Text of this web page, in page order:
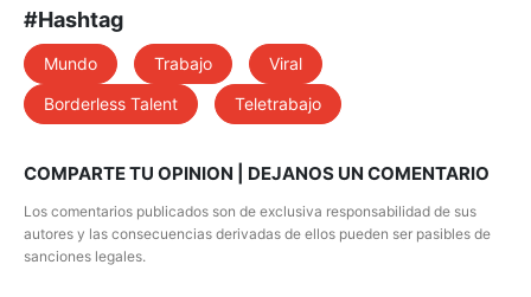
#Hashtag
Mundo Trabajo
Viral
Borderless Talent
Teletrabajo
COMPARTE TU OPINION | DEJANOS UN COMENTARIO
Los comentarios publicados son de exclusiva responsabilidad de sus
autores y las consecuencias derivadas de ellos pueden ser pasibles de
sanciones legales.